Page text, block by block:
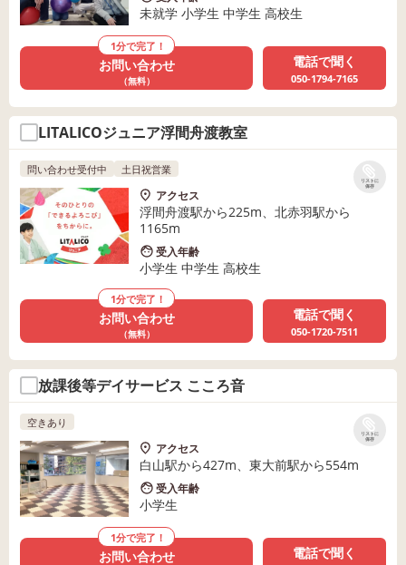
未就学 小学生 中学生 高校生
1分で完了！
お問い合わせ
（無料）
電話で聞く
050-1794-7165
LITALICOジュニア浮間舟渡教室
リストに
保存
問い合わせ受付中 土日祝営業
アクセス
浮間舟渡駅から225m、北赤羽駅から
1165m
受入年齢
小学生 中学生 高校生
1分で完了！
お問い合わせ
（無料）
電話で聞く
050-1720-7511
放課後等デイサービス こころ音
リストに
保存
空きあり
アクセス
白山駅から427m、東大前駅から554m
受入年齢
小学生
1分で完了！
お問い合わせ 電話で聞く